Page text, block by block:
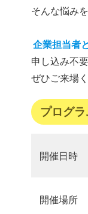
そんな悩み
企業担当者
申し込み不
ぜひご来場
プログ
開催日時
開催場所